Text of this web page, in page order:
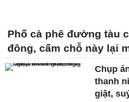
Phố cà phê đường tàu
đông, cấm chỗ này lại
Chụp
thanh
giật,